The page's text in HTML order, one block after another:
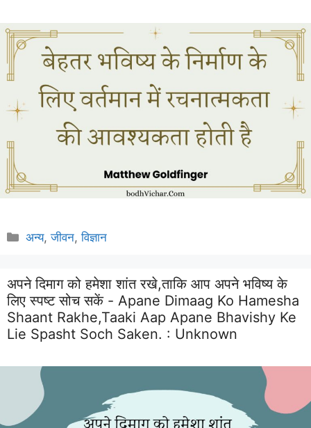
Categories
अन्य,जीवन,विज्ञान
अपने दिमाग को हमेशा शांत रखे,ताकि आप अपने भविष्य के
लिए स्पष्ट सोच सकें - Apane Dimaag Ko Hamesha
Shaant Rakhe,taaki Aap Apane Bhavishy Ke
Lie Spasht Soch Saken. : Unknown